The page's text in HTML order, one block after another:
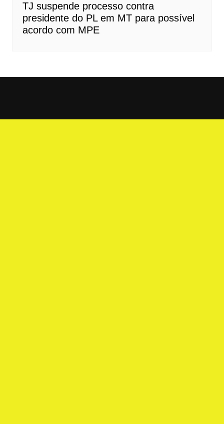
TJ suspende processo contra
presidente do PL em MT para possível
acordo com MPE